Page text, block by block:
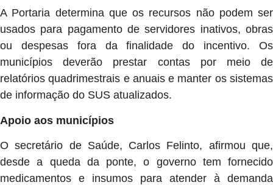
A Portaria determina que os recursos não podem ser
usados para pagamento de servidores inativos, obras
ou despesas fora da finalidade do incentivo. Os
municípios deverão prestar contas por meio de
relatórios quadrimestrais e anuais e manter os sistemas
de informação do SUS atualizados.
Apoio aos municípios
O secretário de Saúde, Carlos Felinto, afirmou que,
desde a queda da ponte, o governo tem fornecido
medicamentos e insumos para atender à demanda